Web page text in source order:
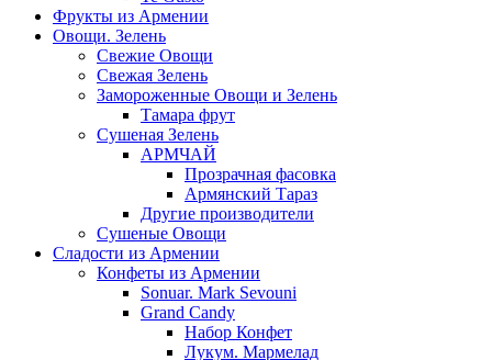
Фрукты из Армении
Овощи. Зелень
Свежие Овощи
Свежая Зелень
Замороженные Овощи и Зелень
Тамара фрут
Сушеная Зелень
АРМЧАЙ
Прозрачная фасовка
Армянский Тараз
Другие производители
Сушеные Овощи
Сладости из Армении
Конфеты из Армении
Sonuar. Mark Sevouni
Grand Candy
Набор Конфет
Лукум. Мармелад